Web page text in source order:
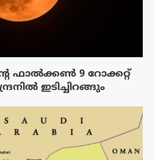
ഫാൽക്കൺ 9 റോക്കറ്റ്
ഇടിച്ചിറങ്ങും